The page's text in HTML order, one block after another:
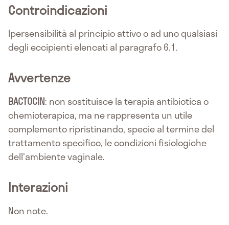
Controindicazioni
Ipersensibilità al principio attivo o ad uno qualsiasi
degli eccipienti elencati al paragrafo 6.1.
Avvertenze
BACTOCIN: non sostituisce la terapia antibiotica o
chemioterapica, ma ne rappresenta un utile
complemento ripristinando, specie al termine del
trattamento specifico, le condizioni fisiologiche
dell'ambiente vaginale.
Interazioni
Non note.